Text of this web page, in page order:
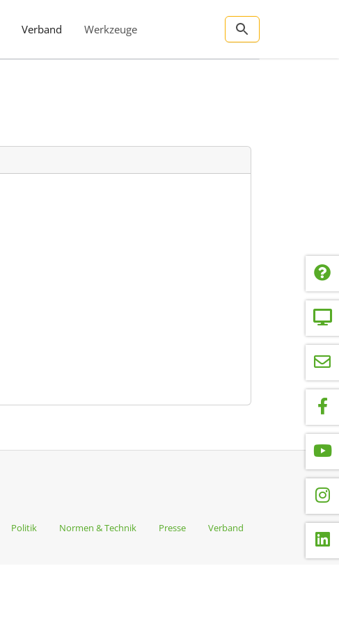
Verband Werkzeuge
Politik Normen & Technik Presse
Verband